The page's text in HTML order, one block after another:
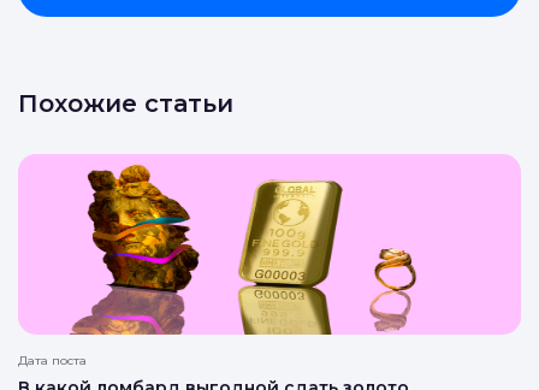
Похожие статьи
Дата поста